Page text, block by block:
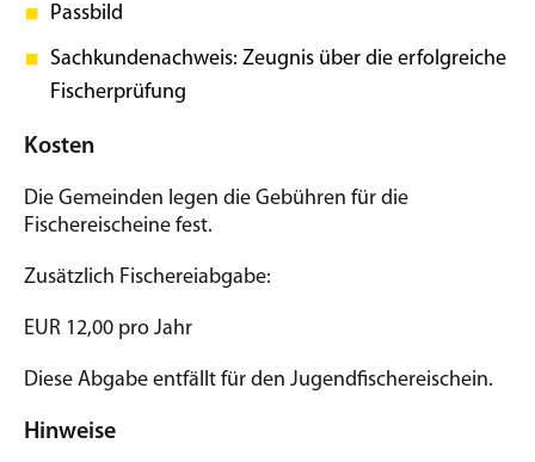
Passbild
Sachkundenachweis: Zeugnis über die erfolgreiche
Fischerprüfung
Kosten
Die Gemeinden legen die Gebühren für die
Fischereischeine fest.
Zusätzlich Fischereiabgabe:
EUR 12,00 pro Jahr
Diese Abgabe entfällt für den Jugendfischereischein.
Hinweise